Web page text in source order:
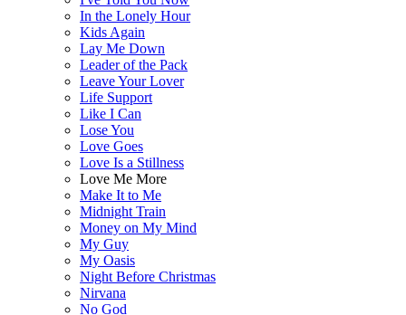
In the Lonely Hour
Kids Again
Lay Me Down
Leader of the Pack
Leave Your Lover
Life Support
Like I Can
Lose You
Love Goes
Love Is a Stillness
Love Me More
Make It to Me
Midnight Train
Money on My Mind
My Guy
My Oasis
Night Before Christmas
Nirvana
No God